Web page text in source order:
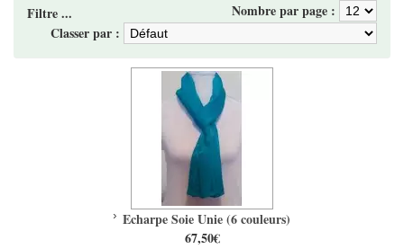
Filtre ...
Nombre par page :
Classer par :
Echarpe Soie Unie (6 couleurs)
67,50€